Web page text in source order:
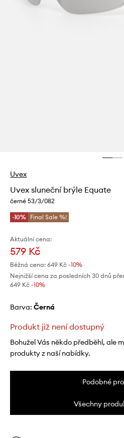
Uvex
Uvex sluneční brýle Equate
černé 53/3/082
-10% Final Sale %!
Aktuální cena:
579 Kč
Běžná cena: 649 Kč -10%
Nejnižší cena za posledních 30 dnů
649 Kč -10%
Barva: černá
Produkt již není dostupný
Bohužel Vás někdo předběhl, ale
produkty z naší nabídky.
Podobné
Všechny